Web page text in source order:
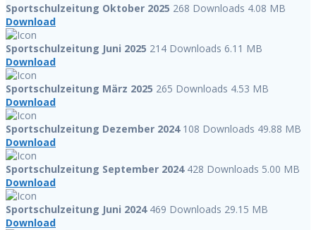
Sportschulzeitung Oktober 2025 268 Downloads 4.08 MB
Download
Sportschulzeitung Juni 2025 214 Downloads 6.11 MB
Download
Sportschulzeitung März 2025 265 Downloads 4.53 MB
Download
Sportschulzeitung Dezember 2024 108 Downloads 49.88 MB
Download
Sportschulzeitung September 2024 428 Downloads 5.00 MB
Download
Sportschulzeitung Juni 2024 469 Downloads 29.15 MB
Download